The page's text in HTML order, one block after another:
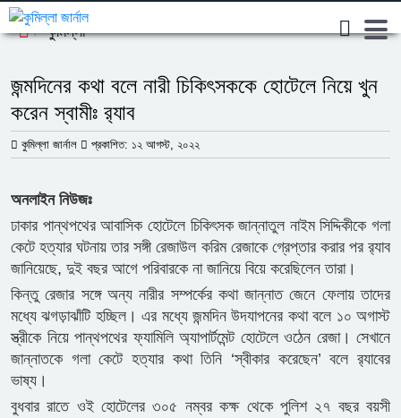
কুমিল্লা
জন্মদিনের কথা বলে নারী চিকিৎসককে হোটেলে নিয়ে খুন
করেন স্বামীঃ র‍্যাব
কুমিল্লা জার্নাল প্রকাশিত: ১২ আগস্ট, ২০২২
অনলাইন নিউজঃ
ঢাকার পান্থপথের আবাসিক হোটেলে চিকিৎসক জান্নাতুল নাইম সিদ্দিকীকে গলা
কেটে হত্যার ঘটনায় তার সঙ্গী রেজাউল করিম রেজাকে গ্রেপ্তার করার পর র‌্যাব
জানিয়েছে, দুই বছর আগে পরিবারকে না জানিয়ে বিয়ে করেছিলেন তারা।
কিন্তু রেজার সঙ্গে অন্য নারীর সম্পর্কের কথা জান্নাত জেনে ফেলায় তাদের
মধ্যে ঝগড়াঝাঁটি হচ্ছিল। এর মধ্যে জন্মদিন উদযাপনের কথা বলে ১০ অগাস্ট
স্ত্রীকে নিয়ে পান্থপথের ফ্যামিলি অ্যাপার্টমেন্ট হোটেলে ওঠেন রেজা। সেখানে
জান্নাতকে গলা কেটে হত্যার কথা তিনি ‘স্বীকার করেছেন’ বলে র‌্যাবের
ভাষ্য।
বুধবার রাতে ওই হোটেলের ৩০৫ নম্বর কক্ষ থেকে পুলিশ ২৭ বছর বয়সী